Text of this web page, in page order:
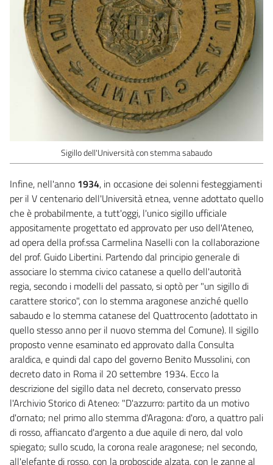
Sigillo dell'Università con stemma sabaudo
Infine, nell'anno 1934, in occasione dei solenni festeggiamenti
per il V centenario dell'Università etnea, venne adottato quello
che è probabilmente, a tutt'oggi, l'unico sigillo ufficiale
appositamente progettato ed approvato per uso dell'Ateneo,
ad opera della prof.ssa Carmelina Naselli con la collaborazione
del prof. Guido Libertini. Partendo dal principio generale di
associare lo stemma civico catanese a quello dell'autorità
regia, secondo i modelli del passato, si optò per "un sigillo di
carattere storico", con lo stemma aragonese anziché quello
sabaudo e lo stemma catanese del Quattrocento (adottato in
quello stesso anno per il nuovo stemma del Comune). Il sigillo
proposto venne esaminato ed approvato dalla Consulta
araldica, e quindi dal capo del governo Benito Mussolini, con
decreto dato in Roma il 20 settembre 1934. Ecco la
descrizione del sigillo data nel decreto, conservato presso
l'Archivio Storico di Ateneo: "D'azzurro: partito da un motivo
d'ornato; nel primo allo stemma d'Aragona: d'oro, a quattro pali
di rosso, affiancato d'argento a due aquile di nero, dal volo
spiegato; sullo scudo, la corona reale aragonese; nel secondo,
all'elefante di rosso, con la proboscide alzata, con le zanne al